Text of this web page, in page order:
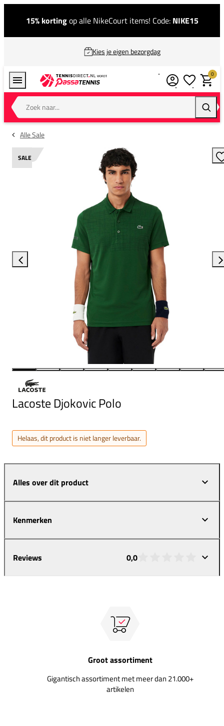
15% kortingop alle NikeCourt items! Code: NIKE15
Kies je eigen bezorgdag
Zoek naar...
0
Alle Sale
SALE
Lacoste Djokovic Polo
Helaas, dit product is niet langer leverbaar.
Alles over dit product
Kenmerken
Reviews 0,0
Groot assortiment
Gigantisch assortiment met meer dan 21.000+
artikelen